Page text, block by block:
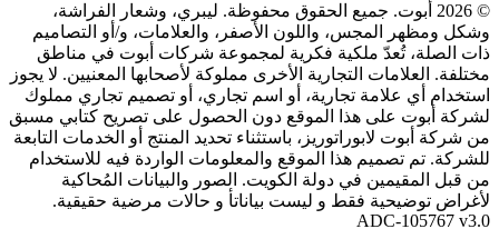
© 2026 أبوت. جميع الحقوق محفوظة. ليبري، وشعار الفراشة،
وشكل ومظهر المجس، واللون الأصفر، والعلامات، و/أو التصاميم
ذات الصلة، تُعدّ ملكية فكرية لمجموعة شركات أبوت في مناطق
مختلفة. العلامات التجارية الأخرى مملوكة لأصحابها المعنيين. لا يجوز
استخدام أي علامة تجارية، أو اسم تجاري، أو تصميم تجاري مملوك
لشركة أبوت على هذا الموقع دون الحصول على تصريح كتابي مسبق
من شركة أبوت لابوراتوريز، باستثناء تحديد المنتج أو الخدمات التابعة
للشركة. تم تصميم هذا الموقع والمعلومات الواردة فيه للاستخدام
من قبل المقيمين في دولة الكويت. الصور والبيانات المُحاكية
لأغراض توضيحية فقط و ليست بياناتأ و حالات مرضية حقيقية.
ADC-105767 v3.0